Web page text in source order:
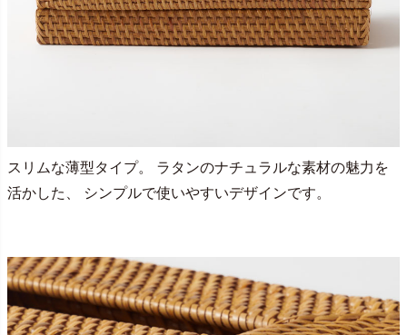
スリムな薄型タイプ。 ラタンのナチュラルな素材の魅力を
活かした、 シンプルで使いやすいデザインです。